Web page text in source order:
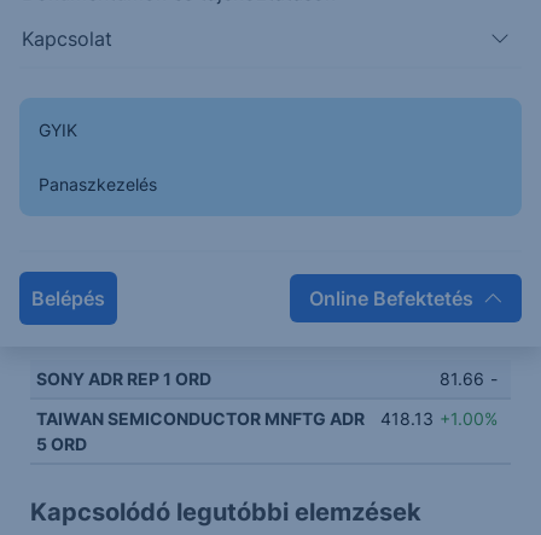
Kapcsolat
GYIK
Panaszkezelés
Belépés Online Befektetés
SONY ADR REP 1 ORD 81.66 -
TAIWAN SEMICONDUCTOR MNFTG ADR
5 ORD
418.13 +1.00%
Kapcsolódó legutóbbi elemzések